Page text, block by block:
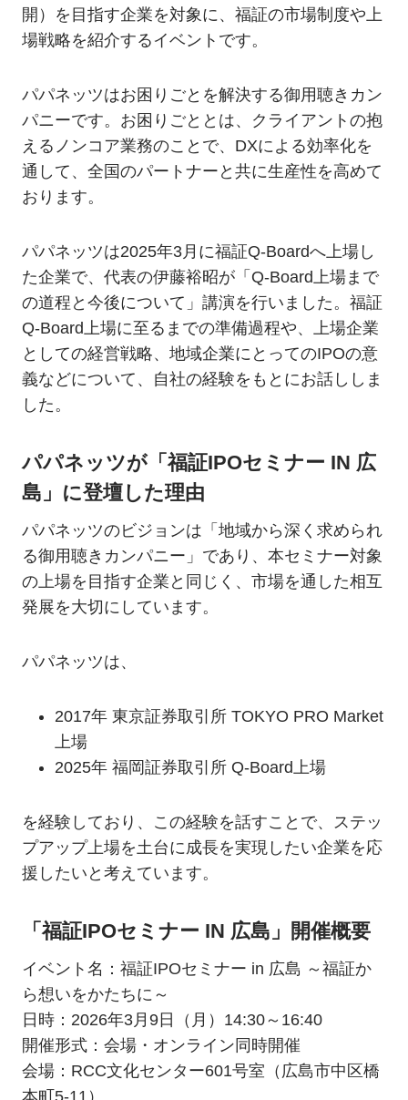
開）を目指す企業を対象に、福証の市場制度や上
場戦略を紹介するイベントです。
パパネッツはお困りごとを解決する御用聴きカン
パニーです。お困りごととは、クライアントの抱
えるノンコア業務のことで、DXによる効率化を
通して、全国のパートナーと共に生産性を高めて
おります。
パパネッツは2025年3月に福証Q-Boardへ上場し
た企業で、代表の伊藤裕昭が「Q-Board上場まで
の道程と今後について」講演を行いました。福証
Q-Board上場に至るまでの準備過程や、上場企業
としての経営戦略、地域企業にとってのIPOの意
義などについて、自社の経験をもとにお話ししま
した。
パパネッツが「福証IPOセミナー IN 広
島」に登壇した理由
パパネッツのビジョンは「地域から深く求められ
る御用聴きカンパニー」であり、本セミナー対象
の上場を目指す企業と同じく、市場を通した相互
発展を大切にしています。
パパネッツは、
2017年 東京証券取引所 TOKYO PRO Market
上場
2025年 福岡証券取引所 Q-Board上場
を経験しており、この経験を話すことで、ステッ
プアップ上場を土台に成長を実現したい企業を応
援したいと考えています。
「福証IPOセミナー IN 広島」開催概要
イベント名：福証IPOセミナー in 広島 ～福証か
ら想いをかたちに～
日時：2026年3月9日（月）14:30～16:40
開催形式：会場・オンライン同時開催
会場：RCC文化センター601号室（広島市中区橋